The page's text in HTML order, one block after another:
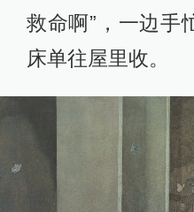
救命啊”，一边手
床单往屋里收。